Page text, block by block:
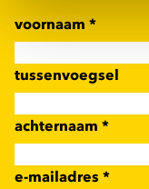
voornaam *
tussenvoegsel
achternaam *
e-mailadres *